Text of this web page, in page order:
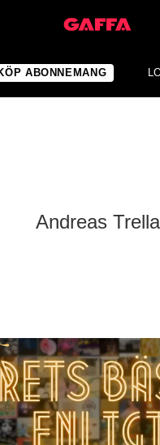
ABONNEMANG
Andreas Trella